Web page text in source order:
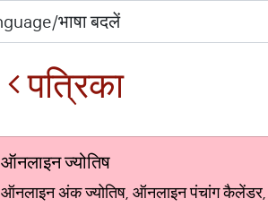
पत्रिका
ऑनलाइन ज्योतिष
ऑनलाइन अंक ज्योतिष, ऑनलाइन पंचांग कैलेंडर,